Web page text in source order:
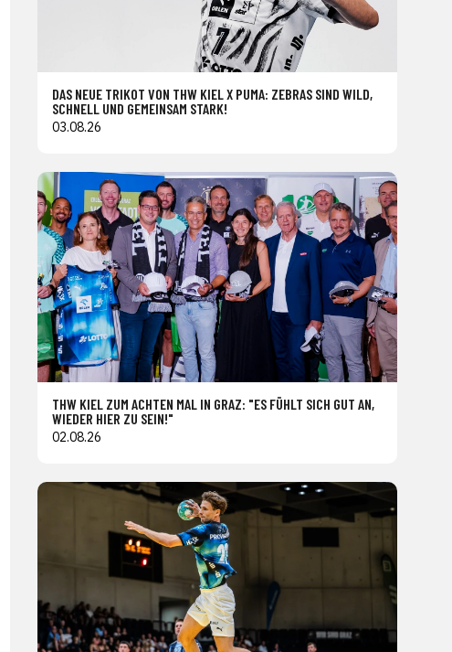
DAS NEUE TRIKOT VON THW KIEL X PUMA: ZEBRAS SIND WILD,
SCHNELL UND GEMEINSAM STARK!
03.08.26
THW KIEL ZUM ACHTEN MAL IN GRAZ: "ES FÜHLT SICH GUT AN,
WIEDER HIER ZU SEIN!"
02.08.26